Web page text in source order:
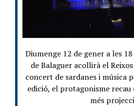
Diumenge 12 de gener a les
de Balaguer acollirà el
concert de sardanes i música
edició, el protagonisme recau
més